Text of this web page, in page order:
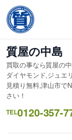
容
を
ス
キ
ッ
プ
質屋の中島
買取の事なら質屋の
ダイヤモンド,ジュエ
見積り無料,津山市で
さい！
TEL0120-357-